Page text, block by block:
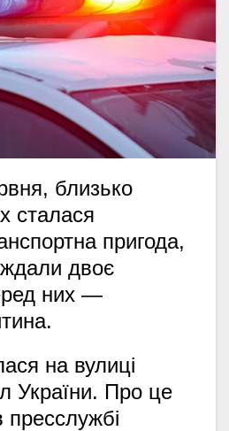
близько
сталася
пригода,
двоє
них —
на вулиці
України. Про це
пресслужбі